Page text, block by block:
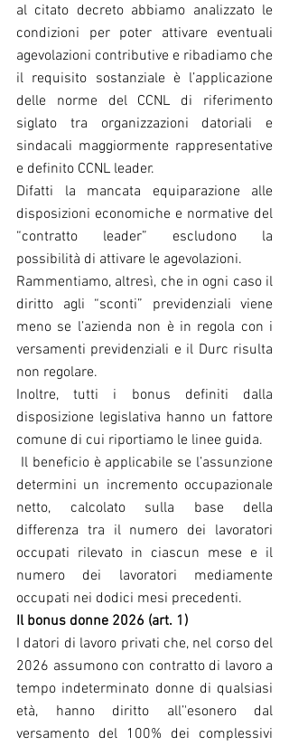
al citato decreto abbiamo analizzato le
condizioni per poter attivare eventuali
agevolazioni contributive e ribadiamo che
il requisito sostanziale è l’applicazione
delle norme del CCNL di riferimento
siglato tra organizzazioni datoriali e
sindacali maggiormente rappresentative
e definito CCNL leader.
Difatti la mancata equiparazione alle
disposizioni economiche e normative del
“contratto leader” escludono la
possibilità di attivare le agevolazioni.
Rammentiamo, altresì, che in ogni caso il
diritto agli “sconti” previdenziali viene
meno se l’azienda non è in regola con i
versamenti previdenziali e il Durc risulta
non regolare.
Inoltre, tutti i bonus definiti dalla
disposizione legislativa hanno un fattore
comune di cui riportiamo le linee guida.
Il beneficio è applicabile se l’assunzione
determini un incremento occupazionale
netto, calcolato sulla base della
differenza tra il numero dei lavoratori
occupati rilevato in ciascun mese e il
numero dei lavoratori mediamente
occupati nei dodici mesi precedenti.
Il bonus donne 2026 (art. 1)
I datori di lavoro privati che, nel corso del
2026 assumono con contratto di lavoro a
tempo indeterminato donne di qualsiasi
età, hanno diritto all’'esonero dal
versamento del 100% dei complessivi